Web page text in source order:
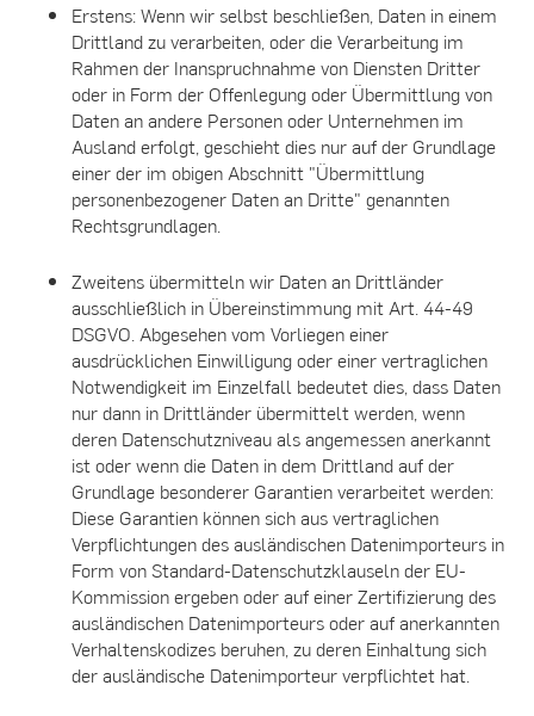
Erstens: Wenn wir selbst beschließen, Daten in einem
Drittland zu verarbeiten, oder die Verarbeitung im
Rahmen der Inanspruchnahme von Diensten Dritter
oder in Form der Offenlegung oder Übermittlung von
Daten an andere Personen oder Unternehmen im
Ausland erfolgt, geschieht dies nur auf der Grundlage
einer der im obigen Abschnitt "Übermittlung
personenbezogener Daten an Dritte" genannten
Rechtsgrundlagen.
Zweitens übermitteln wir Daten an Drittländer
ausschließlich in Übereinstimmung mit Art. 44-49
DSGVO. Abgesehen vom Vorliegen einer
ausdrücklichen Einwilligung oder einer vertraglichen
Notwendigkeit im Einzelfall bedeutet dies, dass Daten
nur dann in Drittländer übermittelt werden, wenn
deren Datenschutzniveau als angemessen anerkannt
ist oder wenn die Daten in dem Drittland auf der
Grundlage besonderer Garantien verarbeitet werden:
Diese Garantien können sich aus vertraglichen
Verpflichtungen des ausländischen Datenimporteurs in
Form von Standard-Datenschutzklauseln der EU-
Kommission ergeben oder auf einer Zertifizierung des
ausländischen Datenimporteurs oder auf anerkannten
Verhaltenskodizes beruhen, zu deren Einhaltung sich
der ausländische Datenimporteur verpflichtet hat.